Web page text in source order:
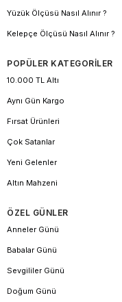
Yüzük Ölçüsü Nasıl Alınır ?
Kelepçe Ölçüsü Nasıl Alınır ?
POPÜLER KATEGORİLER
10.000 TL Altı
Aynı Gün Kargo
Fırsat Ürünleri
Çok Satanlar
Yeni Gelenler
Altın Mahzeni
ÖZEL GÜNLER
Anneler Günü
Babalar Günü
Sevgililer Günü
Doğum Günü